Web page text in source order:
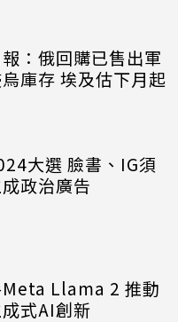
：俄回購已售出軍
庫存 埃及估下月起
大選 臉書、IG須
政治廣告
Llama 2 推動
式AI創新